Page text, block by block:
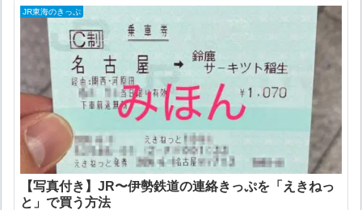
JR東海のきっぷ
【写真付き】JR〜伊勢鉄道の連絡きっぷを「えきねっ
と」で買う方法